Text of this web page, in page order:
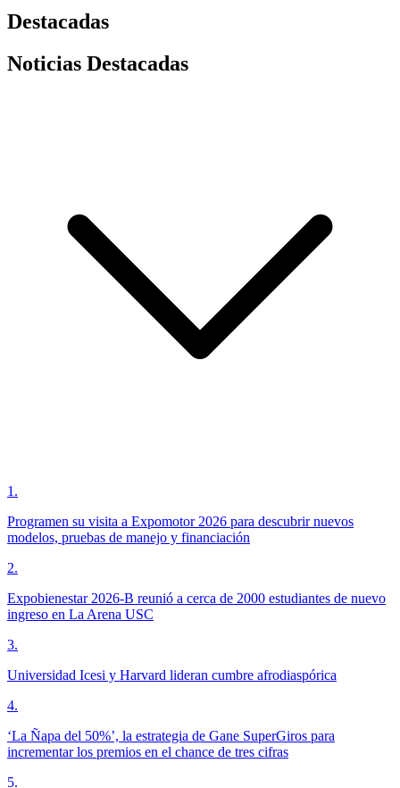
Destacadas
Noticias Destacadas
1 .
Programen su visita a Expomotor 2026 para descubrir nuevos
modelos, pruebas de manejo y financiación
2.
Expobienestar 2026-B reunió a cerca de 2000 estudiantes de nuevo
ingreso en La Arena USC
3.
Universidad Icesi y Harvard lideran cumbre afrodiaspórica
4.
‘La Ñapa del 50%’, la estrategia de Gane SuperGiros para
incrementar los premios en el chance de tres cifras
5.